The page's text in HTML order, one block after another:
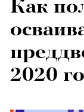
Как
2020